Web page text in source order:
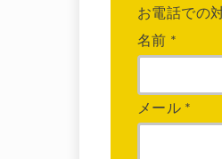
お電話での
名前 *
メール *